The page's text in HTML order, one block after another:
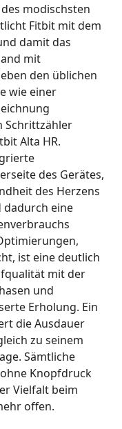
modischsten
Fitbit mit dem
damit das
mit
den üblichen
wie einer
Schrittzähler
Alta HR.
des Gerätes,
des Herzens
dadurch eine
ist eine deutlich
mit der
und
Erholung. Ein
die Ausdauer
zu seinem
Sämtliche
Knopfdruck
Vielfalt beim
offen.